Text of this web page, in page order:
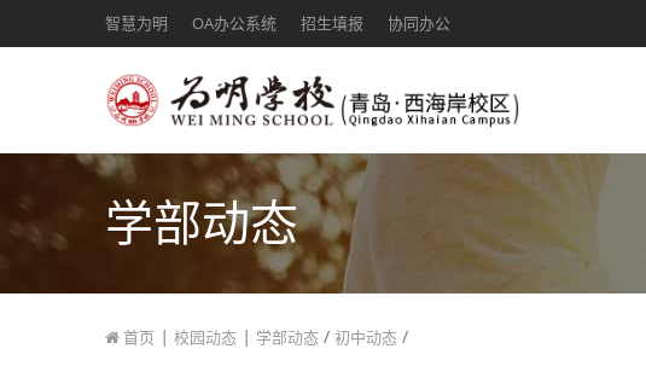
智慧为明 OA办公系统 招生填报 协同办公
学部动态
首页 | 校园动态 | 学部动态 / 初中动态 /